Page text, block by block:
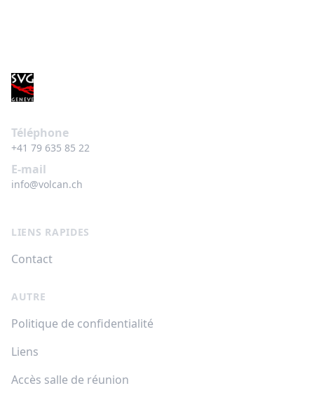
Téléphone
+41 79 635 85 22
E-mail
info@volcan.ch
LIENS RAPIDES
Contact
AUTRE
Politique de confidentialité
Liens
Accès salle de réunion